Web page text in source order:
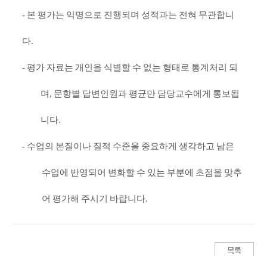
- 본 평가는 익명으로 진행되며 성적과는 전혀 무관합니
다.
- 평가 자료는 개인을 식별할 수 없는 형태로 통계처리 되
며 , 문항별 답변인원과 평균만 담당교수에게 통보됩
니다.
- 수업의 본질이나 질적 수준을 중요하게 생각하고 남은
수업에 반영되어 변화할 수 있는 부분에 초점을 맞추
어 평가해 주시기 바랍니다.
목록